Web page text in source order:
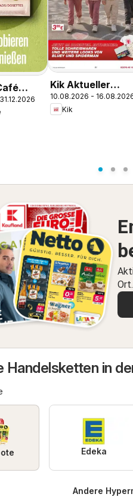
Style
Kik Aktueller
Prospekt
10.08.2026 -
Kik
Handelsketten in
Edeka
Andere